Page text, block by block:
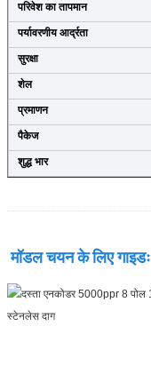
परिवेश का तापमान
पर्यावरणीय आर्द्रता
सुरक्षा
शेल
प्रमाणन
पैकेज
शुद्ध भार
मॉडल चयन के लिए गाइडः